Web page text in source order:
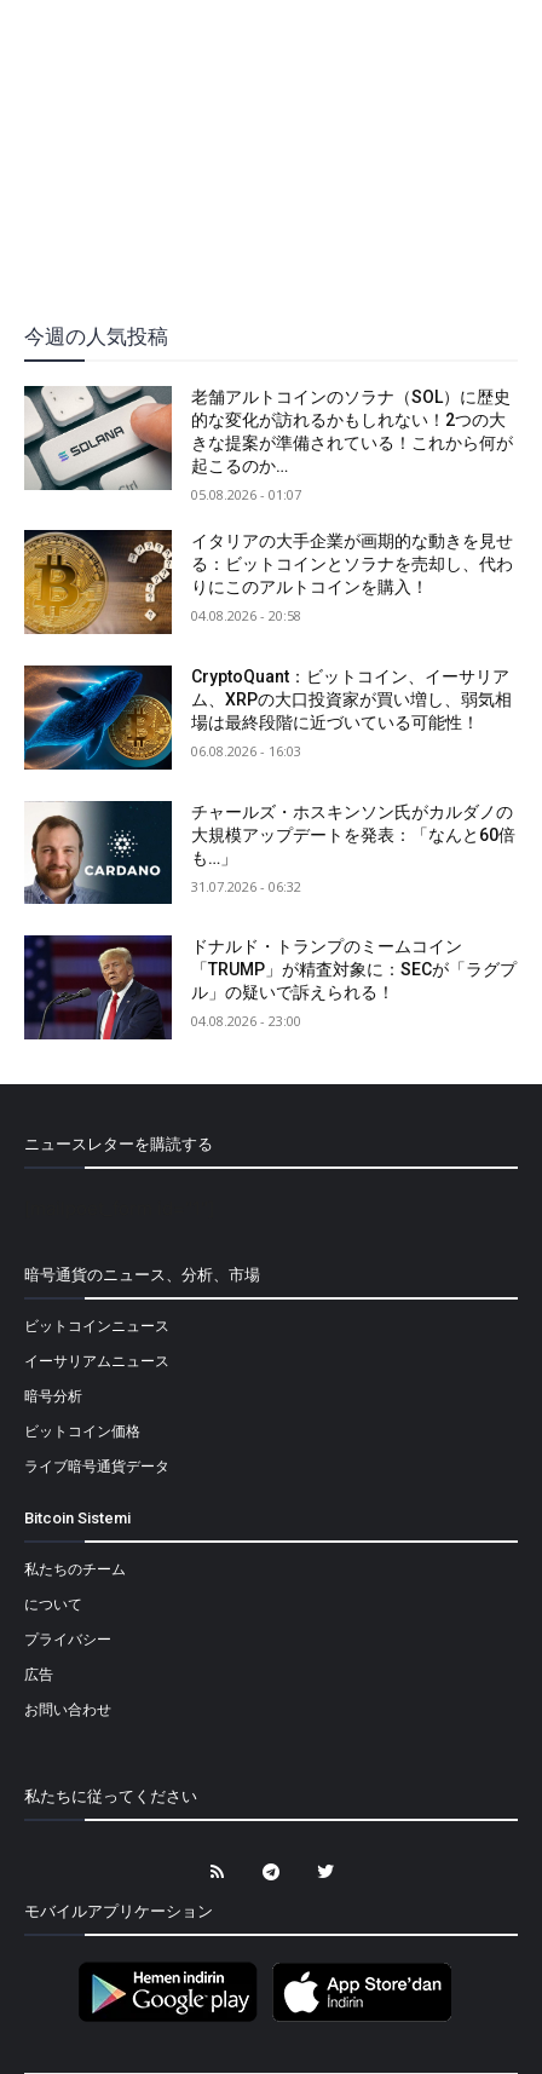
今週の人気投稿
老舗アルトコインのソラナ（SOL）に歴史
的な変化が訪れるかもしれない！2つの大
きな提案が準備されている！これから何が
起こるのか…
05.08.2026 - 01:07
イタリアの大手企業が画期的な動きを見せ
る：ビットコインとソラナを売却し、代わ
りにこのアルトコインを購入！
04.08.2026 - 20:58
CryptoQuant：ビットコイン、イーサリア
ム、XRPの大口投資家が買い増し、弱気相
場は最終段階に近づいている可能性！
06.08.2026 - 16:03
チャールズ・ホスキンソン氏がカルダノの
大規模アップデートを発表：「なんと60倍
も…」
31.07.2026 - 06:32
ドナルド・トランプのミームコイン
「TRUMP」が精査対象に：SECが「ラグプ
ル」の疑いで訴えられる！
04.08.2026 - 23:00
ニュースレターを購読する
暗号通貨のニュース、分析、市場
ビットコインニュース
イーサリアムニュース
暗号分析
ビットコイン価格
ライブ暗号通貨データ
Bitcoin Sistemi
私たちのチーム
について
プライバシー
広告
お問い合わせ
私たちに従ってください
モバイルアプリケーション